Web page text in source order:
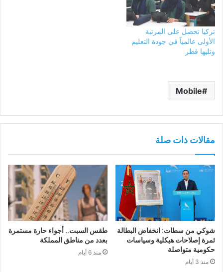
تركيا تحصل على المرتبة
الأولى عالمياً في جودة التعليم
وتليها قطر
Mobile
مقالات ذات صلة
شوكي من سطات: انخفاض البطالة
ثمرة إصلاحات هيكلية وسياسات
حكومية متواصلة
منذ 3 أيام
طقس السبت.. أجواء حارة مستمرة
بعدد من مناطق المملكة
منذ 6 أيام